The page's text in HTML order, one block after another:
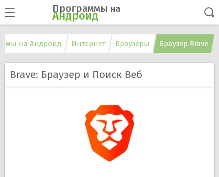
Программы на
Андроид
на Андроид Интернет Браузеры Браузер Brave
Brave: Браузер и Поиск Веб